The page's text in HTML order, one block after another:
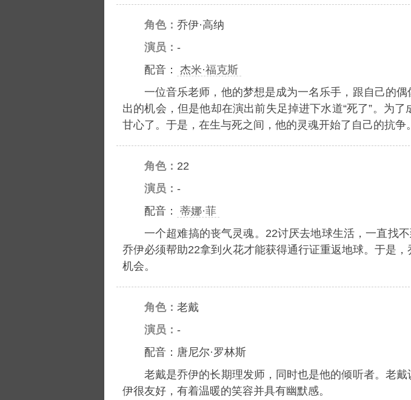
角色： 乔伊·高纳
演员： -
配音：
杰米·福克斯
一位音乐老师，他的梦想是成为一名乐手，跟自己的
出的机会，但是他却在演出前失足掉进下水道“死了”。为
甘心了。于是，在生与死之间，他的灵魂开始了自己的抗争。
角色： 22
演员： -
配音：
蒂娜·菲
一个超难搞的丧气灵魂。22讨厌去地球生活，一直找
乔伊必须帮助22拿到火花才能获得通行证重返地球。于是
机会。
角色： 老戴
演员： -
配音：唐尼尔·罗林斯
老戴是乔伊的长期理发师，同时也是他的倾听者。老
伊很友好，有着温暖的笑容并具有幽默感。